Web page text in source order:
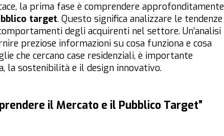
la prima fase è comprendere approfonditamente
target. Questo significa analizzare le tendenze
degli acquirenti nel settore. Un’analisi
preziose informazioni su cosa funziona e cosa
che cercano case residenziali, è importante
la sostenibilità e il design innovativo.
il Mercato e il Pubblico Target”